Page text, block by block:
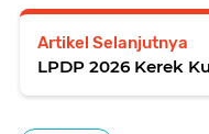
Artikel Selanjutnya
LPDP 2026 Kerek